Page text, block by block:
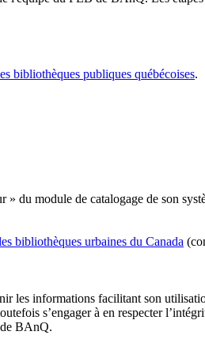
bibliothèques publiques québécoises.
du module de catalogage de son
bibliothèques urbaines du Canada
les informations facilitant son
s’engager à en respecter
BAnQ.